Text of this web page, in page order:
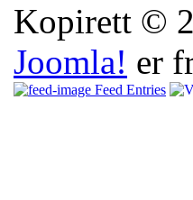
Kopirett ©
Joomla! er
Feed Entries